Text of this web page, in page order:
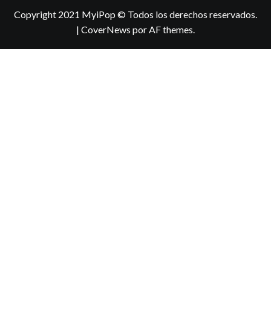
Copyright 2021 MyiPop © Todos los derechos reservados.
| CoverNews por AF themes.